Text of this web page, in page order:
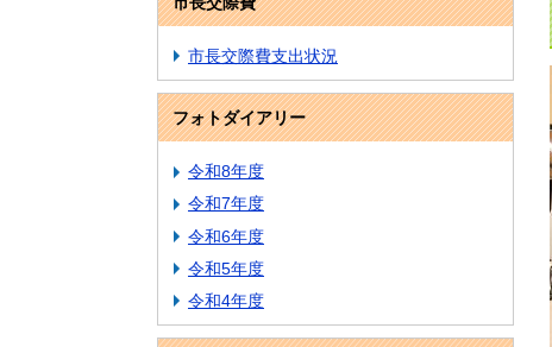
市長交際費支出状況
フォトダイアリー
令和8年度
令和7年度
令和6年度
令和5年度
令和4年度